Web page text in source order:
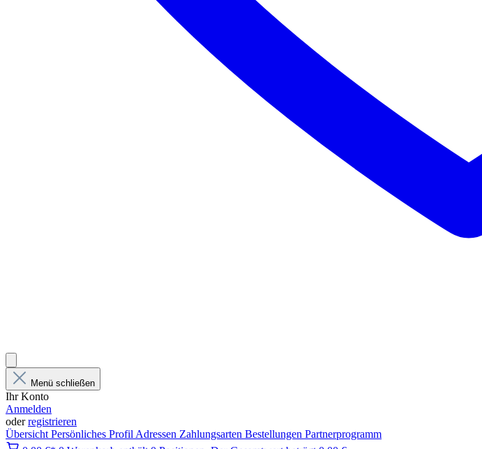
Menü schließen
Ihr Konto
Anmelden
oderregistrieren
Übersicht Persönliches Profil Adressen Zahlungsarten Bestellungen Partnerprogramm